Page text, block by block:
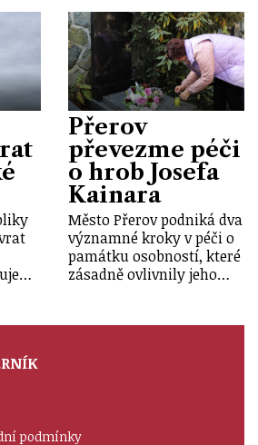
Přerov
převezme péči
o hrob Josefa
Kainara
Město Přerov podniká dva
významné kroky v péči o
památku osobností, které
zásadně ovlivnily jeho…
podmínky